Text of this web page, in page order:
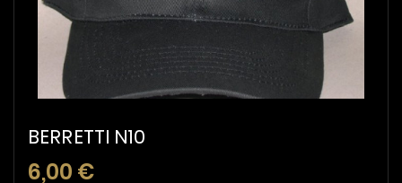
BERRETTI N10
6,00 €